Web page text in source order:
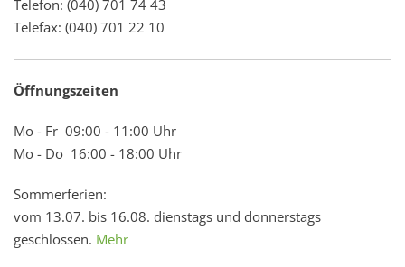
Telefon: (040) 701 74 43
Telefax: (040) 701 22 10
Öffnungszeiten
Mo - Fr 09:00 - 11:00 Uhr
Mo - Do 16:00 - 18:00 Uhr
Sommerferien:
vom 13.07. bis 16.08. dienstags und donnerstags
geschlossen. Mehr